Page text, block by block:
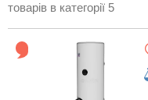
товарів в категорії 5